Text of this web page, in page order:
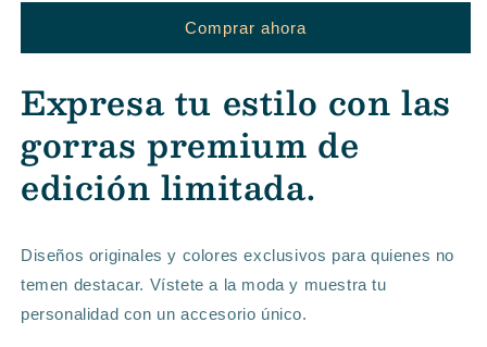
DE
FLOR
DE
Comprar ahora
Expresa tu estilo con las
gorras premium de
edición limitada.
Diseños originales y colores exclusivos para quienes no
temen destacar. Vístete a la moda y muestra tu
personalidad con un accesorio único.